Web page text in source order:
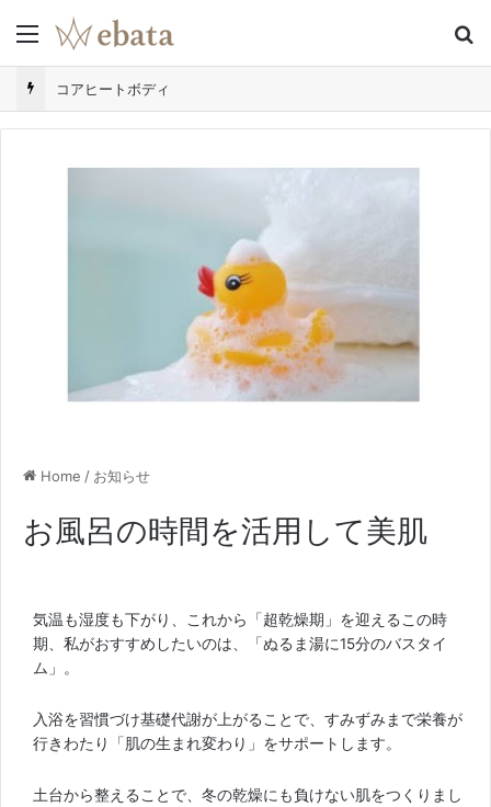
Menu
コアヒートボディ
Home / お知らせ
お風呂の時間を活用して美肌
気温も湿度も下がり、これから「超乾燥期」を迎えるこの時
期、私がおすすめしたいのは、「ぬるま湯に15分のバスタイ
ム」。
入浴を習慣づけ基礎代謝が上がることで、すみずみまで栄養が
行きわたり「肌の生まれ変わり」をサポートします。
土台から整えることで、冬の乾燥にも負けない肌をつくりまし